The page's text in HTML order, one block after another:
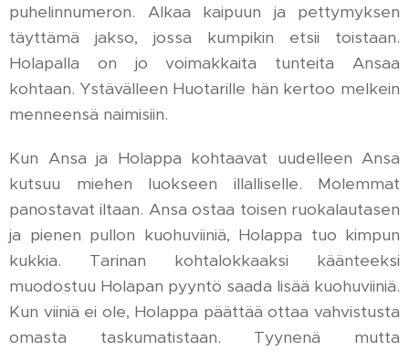
puhelinnumeron. Alkaa kaipuun ja pettymyksen
täyttämä jakso, jossa kumpikin etsii toistaan.
Holapalla on jo voimakkaita tunteita Ansaa
kohtaan. Ystävälleen Huotarille hän kertoo melkein
menneensä naimisiin.
Kun Ansa ja Holappa kohtaavat uudelleen Ansa
kutsuu miehen luokseen illalliselle. Molemmat
panostavat iltaan. Ansa ostaa toisen ruokalautasen
ja pienen pullon kuohuviiniä, Holappa tuo kimpun
kukkia. Tarinan kohtalokkaaksi käänteeksi
muodostuu Holapan pyyntö saada lisää kuohuviiniä.
Kun viiniä ei ole, Holappa päättää ottaa vahvistusta
omasta taskumatistaan. Tyynenä mutta